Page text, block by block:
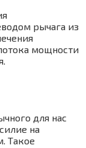
рычага из
мощности
для нас
на
Такое